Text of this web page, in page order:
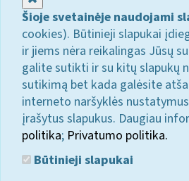
Šioje svetainėje naudojami
cookies). Būtinieji slapukai
ir jiems nėra reikalingas Jūsų
galite sutikti ir su kitų slapukų
sutikimą bet kada galėsite
interneto naršyklės
įrašytus slapukus. Daugiau
politika; Privatumo politika.
Būtinieji slapukai